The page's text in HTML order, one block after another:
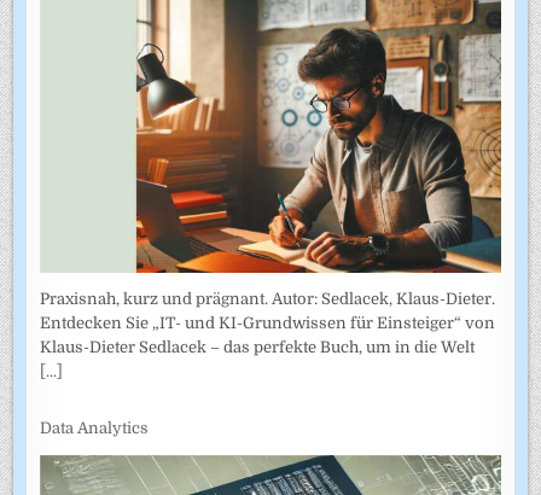
Praxisnah, kurz und prägnant. Autor: Sedlacek, Klaus-Dieter.
Entdecken Sie „IT- und KI-Grundwissen für Einsteiger“ von
Klaus-Dieter Sedlacek – das perfekte Buch, um in die Welt
[...]
Data Analytics